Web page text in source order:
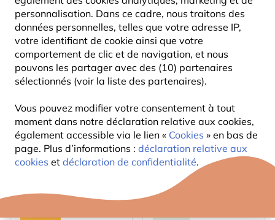
personnalisation. Dans ce cadre, nous traitons des
données personnelles, telles que votre adresse IP,
votre identifiant de cookie ainsi que votre
comportement de clic et de navigation, et nous
pouvons les partager avec des (10) partenaires
sélectionnés (voir la liste des partenaires).
Vous pouvez modifier votre consentement à tout
moment dans notre déclaration relative aux cookies,
également accessible via le lien « Cookies » en bas de
page. Plus d’informations : déclaration relative aux
cookies et déclaration de confidentialité.
Poster oiseaux des
jardins - Elwin van der
Kolk
29,99
Boîte Abeilles &
Insectes
Temporairement épuisé
24,99